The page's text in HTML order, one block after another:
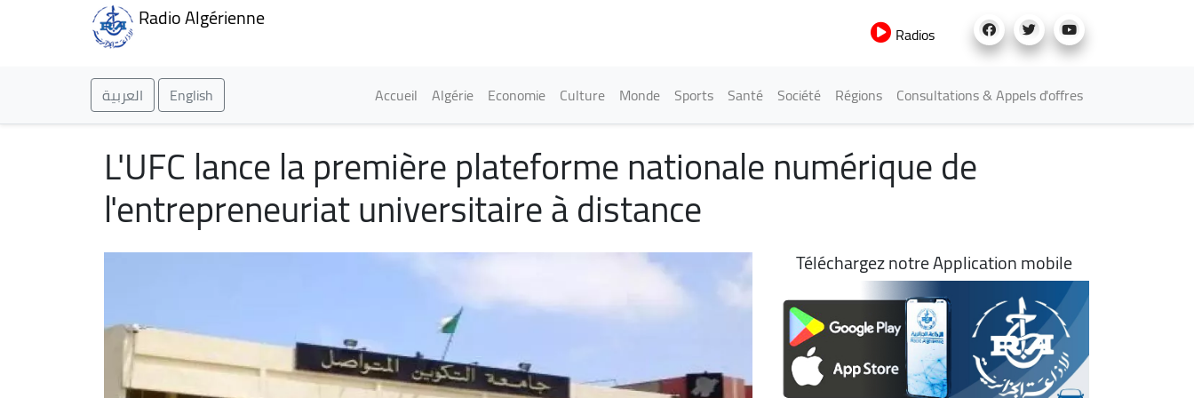
Radio Algérienne
Radios
العربية English Main navigation
Accueil Algérie Economie Culture Monde Sports Santé Société Régions Consultations & Appels d'offres
L'UFC lance la première plateforme nationale numérique de
l'entrepreneuriat universitaire à distance
Téléchargez notre Application mobile